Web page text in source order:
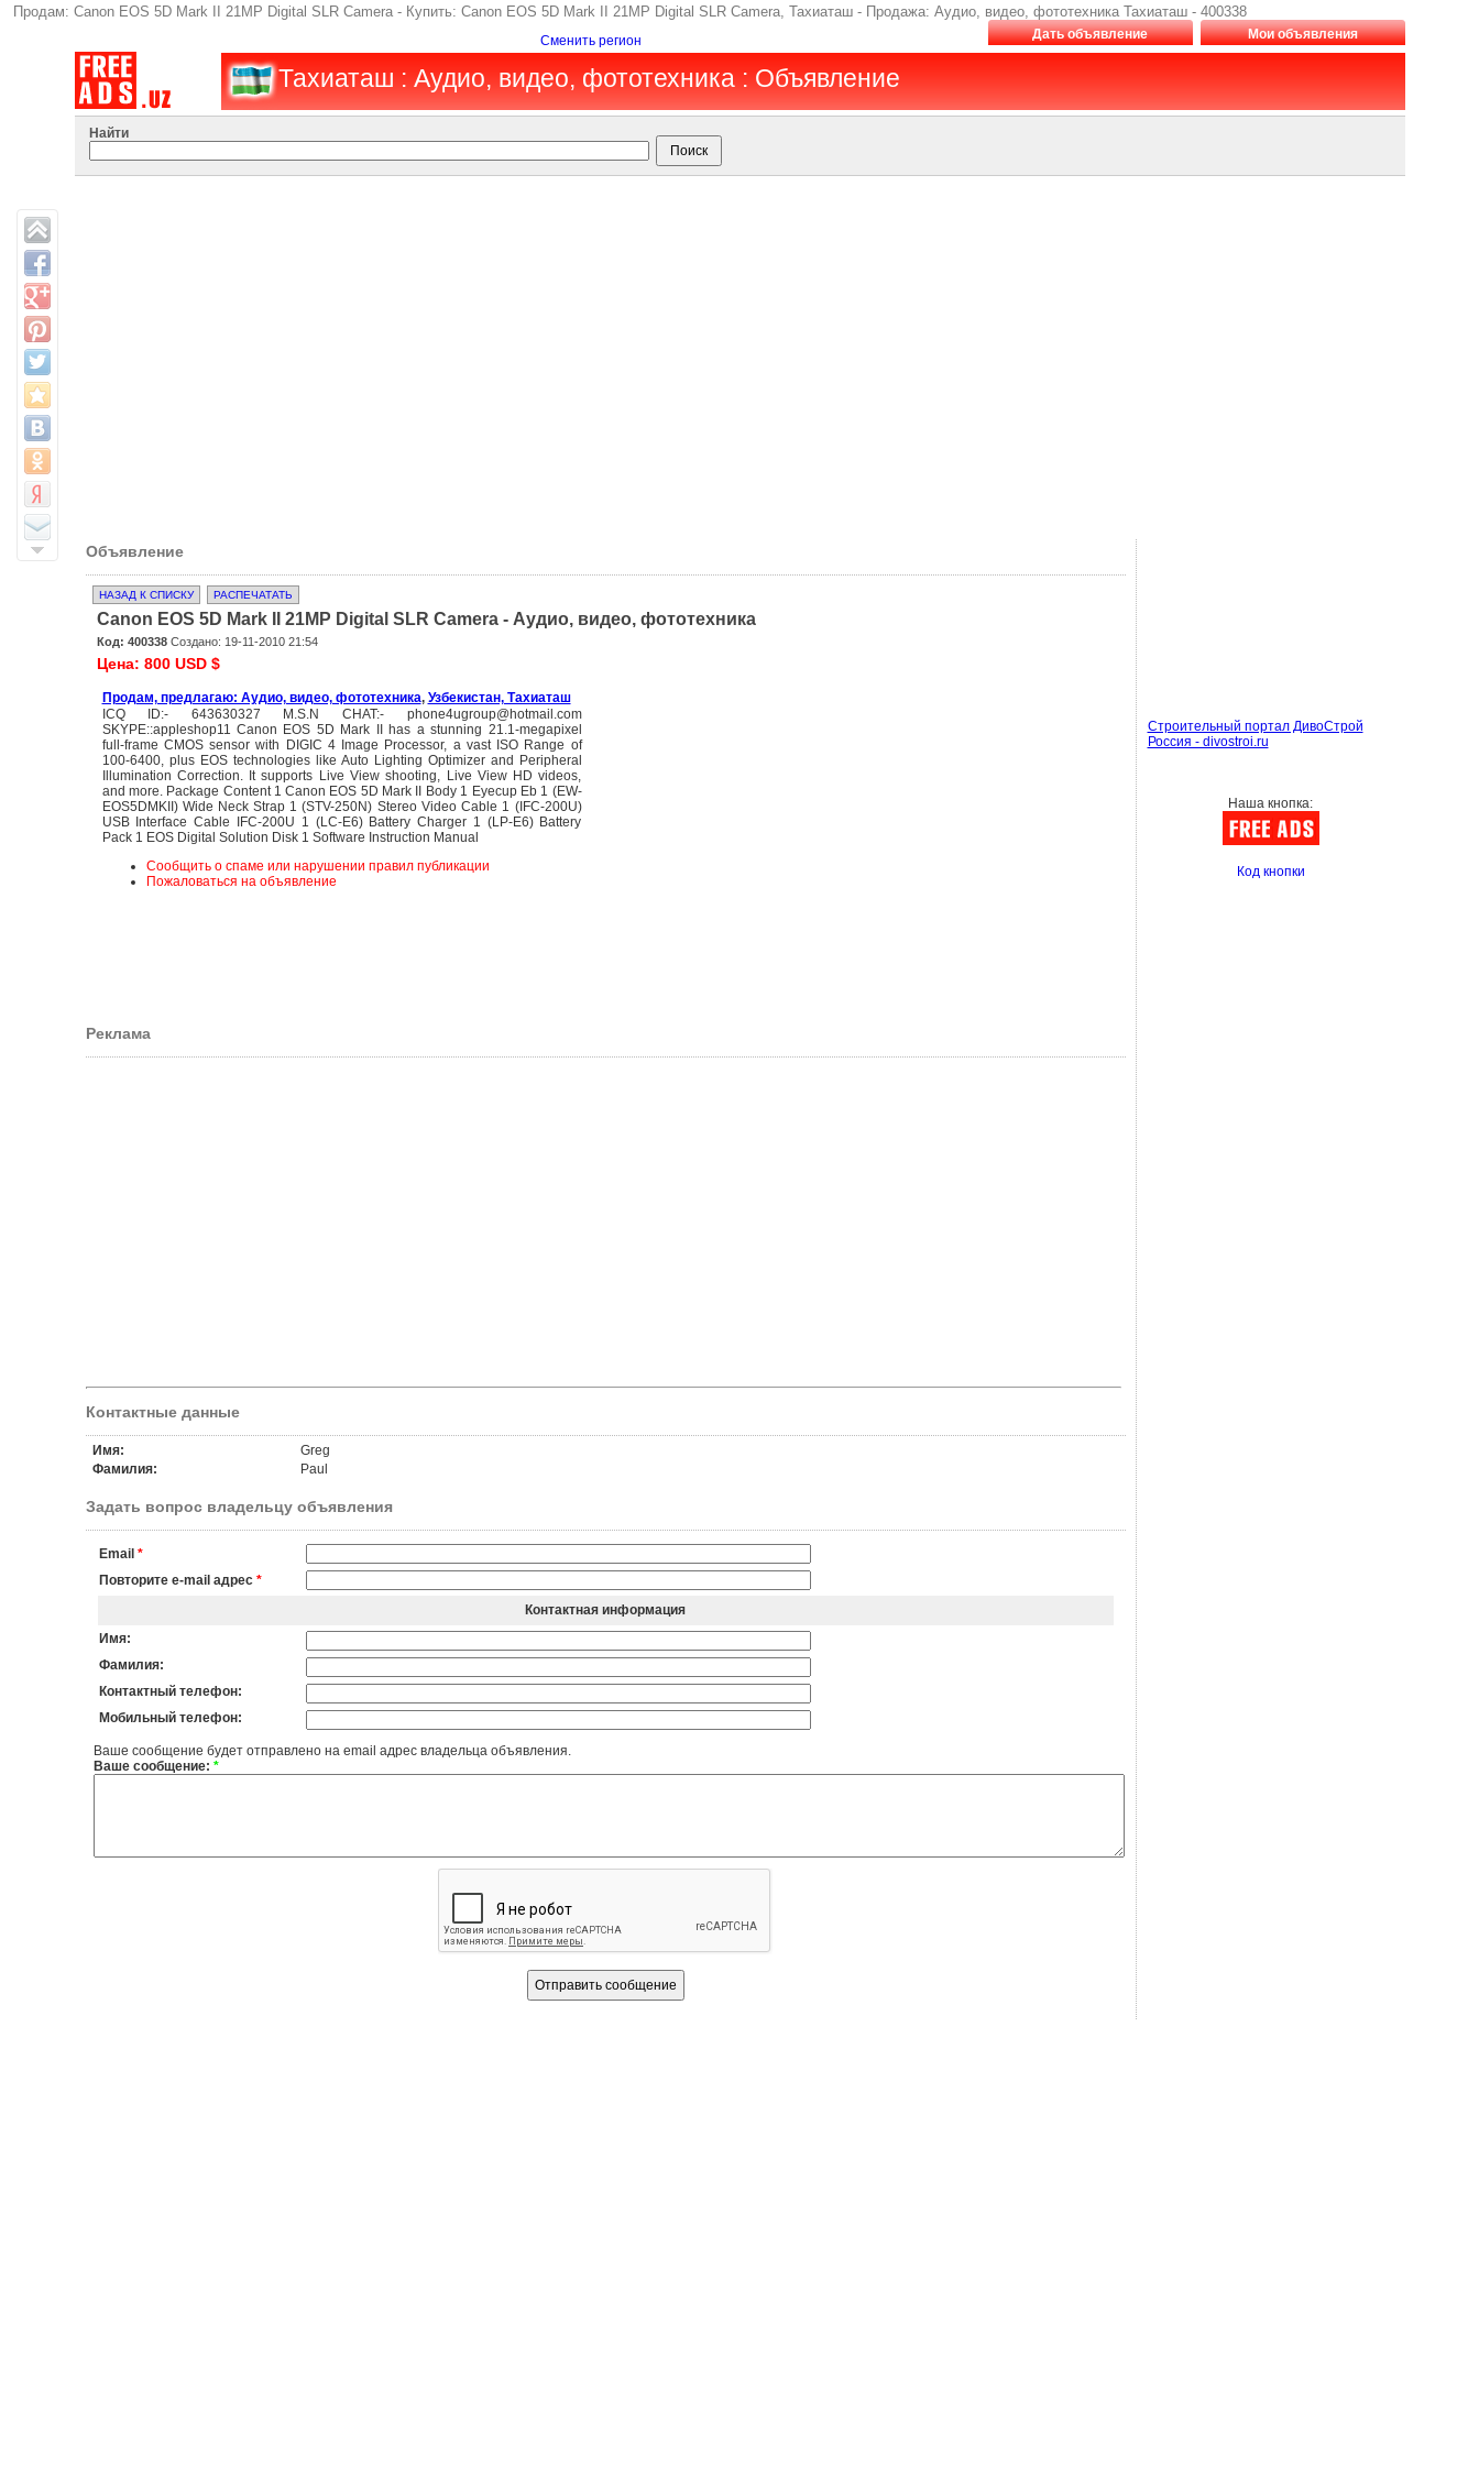
Продам: Canon EOS 5D Mark II 21MP Digital SLR Camera - Купить: Canon EOS 5D Mark II 21MP Digital SLR Camera, Тахиаташ - Продажа: Аудио, видео, фототехника Тахиаташ - 400338
Сменить регион Дать объявление Мои объявления
Тахиаташ : Аудио, видео, фототехника : Объявление
Найти
Объявление
НАЗАД К СПИСКУ РАСПЕЧАТАТЬ
Canon EOS 5D Mark II 21MP Digital SLR Camera - Аудио, видео, фототехника
Код: 400338Создано: 19-11-2010 21:54
Цена: 800 USD $
Продам, предлагаю: Аудио, видео, фототехника, Узбекистан, Тахиаташ
ICQ ID:- 643630327 M.S.N CHAT:- phone4ugroup@hotmail.com
SKYPE::appleshop11 Canon EOS 5D Mark II has a stunning 21.1-megapixel
full-frame CMOS sensor with DIGIC 4 Image Processor, a vast ISO Range of
100-6400, plus EOS technologies like Auto Lighting Optimizer and Peripheral
Illumination Correction. It supports Live View shooting, Live View HD videos,
and more. Package Content 1 Canon EOS 5D Mark II Body 1 Eyecup Eb 1 (EW-
EOS5DMKII) Wide Neck Strap 1 (STV-250N) Stereo Video Cable 1 (IFC-200U)
USB Interface Cable IFC-200U 1 (LC-E6) Battery Charger 1 (LP-E6) Battery
Pack 1 EOS Digital Solution Disk 1 Software Instruction Manual
Сообщить о спаме или нарушении правил публикации
Пожаловаться на объявление
Реклама
Контактные данные
Имя:
Greg
Фамилия:
Paul
Задать вопрос владельцу объявления
Email *
Повторите e-mail адрес *
Контактная информация
Имя:
Фамилия:
Контактный телефон:
Мобильный телефон:
Ваше сообщение будет отправлено на email адрес владельца объявления.
Ваше сообщение: *
Строительный портал ДивоСтрой
Россия - divostroi.ru
Наша кнопка:
Код кнопки